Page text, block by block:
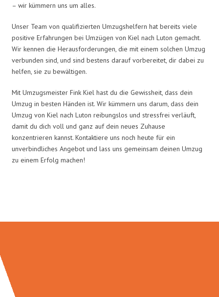
– wir kümmern uns um alles.
Unser Team von qualifizierten Umzugshelfern hat bereits viele
positive Erfahrungen bei Umzügen von Kiel nach Luton gemacht.
Wir kennen die Herausforderungen, die mit einem solchen Umzug
verbunden sind, und sind bestens darauf vorbereitet, dir dabei zu
helfen, sie zu bewältigen.
Mit Umzugsmeister Fink Kiel hast du die Gewissheit, dass dein
Umzug in besten Händen ist. Wir kümmern uns darum, dass dein
Umzug von Kiel nach Luton reibungslos und stressfrei verläuft,
damit du dich voll und ganz auf dein neues Zuhause
konzentrieren kannst. Kontaktiere uns noch heute für ein
unverbindliches Angebot und lass uns gemeinsam deinen Umzug
zu einem Erfolg machen!